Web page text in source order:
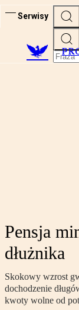
Serwisy
Pensja
dłużnika
Skokowy wzrost
dochodzenie
kwoty wolne od